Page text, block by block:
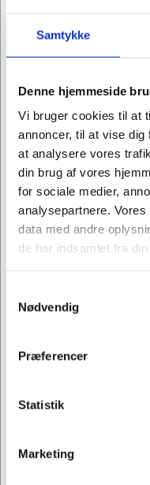
Samtykke
Denne hjemmeside
Vi bruger cookies til at
annoncer, til at vise
at analysere vores
din brug af vores
for sociale medier,
analysepartnere.
data med andre
de har indsamlet fra
Nødvendig
Præferencer
Statistik
Marketing
Jeg
Lena Astrid Poulsen,